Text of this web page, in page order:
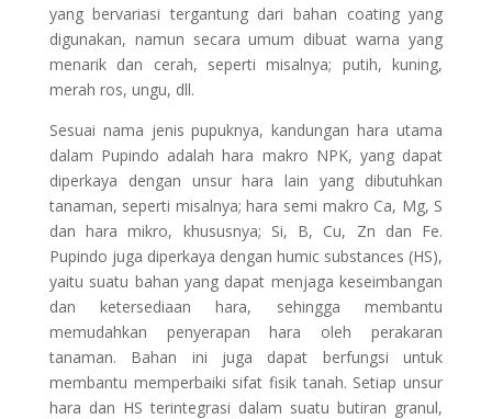
yang bervariasi tergantung dari bahan coating yang
digunakan, namun secara umum dibuat warna yang
menarik dan cerah, seperti misalnya; putih, kuning,
merah ros, ungu, dll.
Sesuai nama jenis pupuknya, kandungan hara utama
dalam Pupindo adalah hara makro NPK, yang dapat
diperkaya dengan unsur hara lain yang dibutuhkan
tanaman, seperti misalnya; hara semi makro Ca, Mg, S
dan hara mikro, khususnya; Si, B, Cu, Zn dan Fe.
Pupindo juga diperkaya dengan humic substances (HS),
yaitu suatu bahan yang dapat menjaga keseimbangan
dan ketersediaan hara, sehingga membantu
memudahkan penyerapan hara oleh perakaran
tanaman. Bahan ini juga dapat berfungsi untuk
membantu memperbaiki sifat fisik tanah. Setiap unsur
hara dan HS terintegrasi dalam suatu butiran granul,